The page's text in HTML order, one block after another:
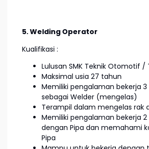
5. Welding Operator
Kualifikasi :
Lulusan SMK Teknik Otomotif /
Maksimal usia 27 tahun
Memiliki pengalaman bekerja
sebagai Welder (mengelas)
Terampil dalam mengelas rak
Memiliki pengalaman bekerja
dengan Pipa dan memahami
Pipa